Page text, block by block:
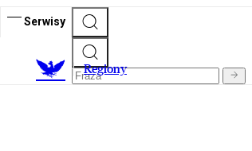
Serwisy
Regiony